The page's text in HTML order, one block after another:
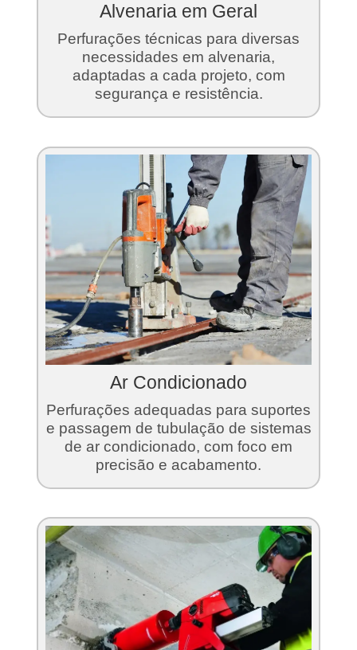
Alvenaria em Geral
Perfurações técnicas para diversas
necessidades em alvenaria,
adaptadas a cada projeto, com
segurança e resistência.
Ar Condicionado
Perfurações adequadas para suportes
e passagem de tubulação de sistemas
de ar condicionado, com foco em
precisão e acabamento.